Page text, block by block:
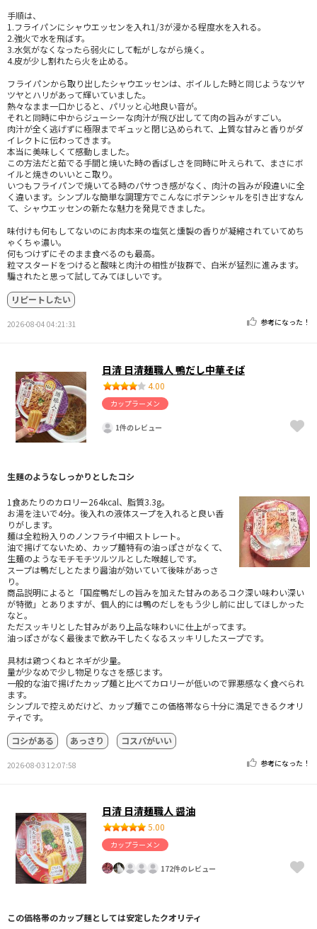
手順は、
1.フライパンにシャウエッセンを入れ1/3が浸かる程度水を入れる。
2.強火で水を飛ばす。
3.水気がなくなったら弱火にして転がしながら焼く。
4.皮が少し割れたら火を止める。
フライパンから取り出したシャウエッセンは、ボイルした時と同じようなツヤ
ツヤとハリがあって輝いていました。
熱々なまま一口かじると、パリッと心地良い音が。
それと同時に中からジューシーな肉汁が飛び出してて肉の旨みがすごい。
肉汁が全く逃げずに極限までギュッと閉じ込められて、上質な甘みと香りがダ
イレクトに伝わってきます。
本当に美味しくて感動しました。
この方法だと茹でる手間と焼いた時の香ばしさを同時に叶えられて、まさにボ
イルと焼きのいいとこ取り。
いつもフライパンで焼いてる時のパサつき感がなく、肉汁の旨みが段違いに全
く違います。シンプルな簡単な調理方でこんなにポテンシャルを引き出すなん
て、シャウエッセンの新たな魅力を発見できました。
味付けも何もしてないのにお肉本来の塩気と燻製の香りが凝縮されていてめち
ゃくちゃ濃い。
何もつけずにそのまま食べるのも最高。
粒マスタードをつけると酸味と肉汁の相性が抜群で、白米が猛烈に進みます。
騙されたと思って試してみてほしいです。
リピートしたい
2026-08-04 04:21:31 参考になった！
日清 日清麺職人 鴨だし中華そば
4.00
カップラーメン
1件のレビュー
生麺のようなしっかりとしたコシ
1食あたりのカロリー264kcal、脂質3.3g。
お湯を注いで4分。後入れの液体スープを入れると良い香
りがします。
麺は全粒粉入りのノンフライ中細ストレート。
油で揚げてないため、カップ麺特有の油っぽさがなくて、
生麺のようなモチモチツルツルとした喉越しです。
スープは鴨だしとたまり醤油が効いていて後味があっさ
り。
商品説明によると「国産鴨だしの旨みを加えた甘みのあるコク深い味わい深い
が特徴」とありますが、個人的には鴨のだしをもう少し前に出してほしかった
なと。
ただスッキリとした甘みがあり上品な味わいに仕上がってます。
油っぽさがなく最後まで飲み干したくなるスッキリしたスープです。
具材は鶏つくねとネギが少量。
量が少なめで少し物足りなさを感じます。
一般的な油で揚げたカップ麺と比べてカロリーが低いので罪悪感なく食べられ
ます。
シンプルで控えめだけど、カップ麺でこの価格帯なら十分に満足できるクオリ
ティです。
コシがある
あっさり コスパがいい
2026-08-03 12:07:58 参考になった！
日清 日清麺職人 醤油
5.00
カップラーメン
172件のレビュー
この価格帯のカップ麺としては安定したクオリティ